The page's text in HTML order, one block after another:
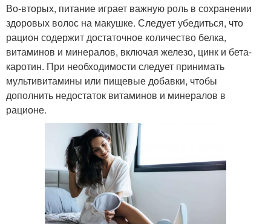
Во-вторых, питание играет важную роль в сохранении
здоровых волос на макушке. Следует убедиться, что
рацион содержит достаточное количество белка,
витаминов и минералов, включая железо, цинк и бета-
каротин. При необходимости следует принимать
мультивитамины или пищевые добавки, чтобы
дополнить недостаток витаминов и минералов в
рационе.